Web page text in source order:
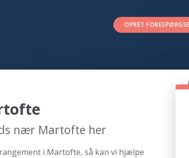
OPRET
nær Martofte her
i Martofte, så kan vi hjælpe